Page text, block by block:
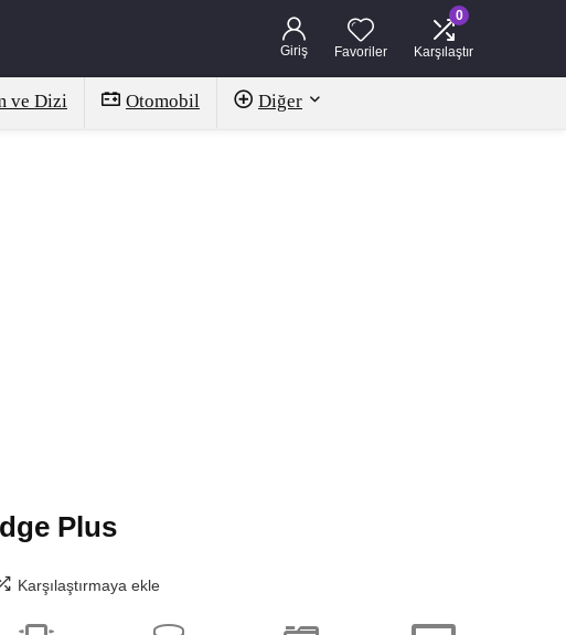
Giriş Favoriler
0
Karşılaştır
ve Dizi Otomobil Diğer
Plus
Karşılaştırmaya ekle